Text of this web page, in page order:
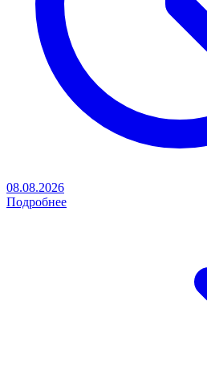
08.08.2026
Подробнее